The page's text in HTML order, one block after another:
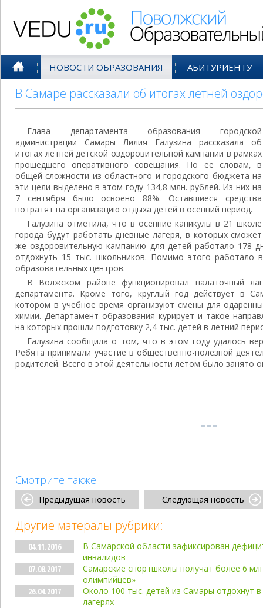
НОВОСТИ ОБРАЗОВАНИЯ АБИТУРИЕНТУ
В Самаре рассказали об итогах летней
Глава департамента образования городской
администрации Самары Лилия Галузина рассказала об
итогах летней детской оздоровительной кампании в рамках
прошедшего оперативного совещания. По ее словам, в
общей сложности из областного и городского бюджета на
эти цели выделено в этом году 134,8 млн. рублей. Из них на
7 сентября было освоено 88%. Оставшиеся средства
потратят на организацию отдыха детей в осенний период.
Галузина отметила, что в осенние каникулы в 21 школе
города будут работать дневные лагеря, в которых
же оздоровительную кампанию для детей работало 178
отдохнуть 15 тыс. школьников. Помимо этого работало
образовательных центров.
В Волжском районе функционировал палаточный
департамента. Кроме того, круглый год действует в
котором в учебное время организуют смены для
химии. Департамент образования курирует и такое
на которых прошли подготовку 2,4 тыс. детей в летний
Галузина сообщила о том, что в этом году удалось
Ребята принимали участие в общественно-полезной
родителей. Всего в этой деятельности летом было занято
Смотрите также:
Предыдущая новость Следующая новость
Другие матералы рубрики:
04.11.2016
В Самарской области зафиксирован
инвалидов
07.08.2017
Самарские спортшколы получат более 6
олимпийцев»
26.04.2017
Около 100 тыс. детей из Самары отдохнут
лагерях